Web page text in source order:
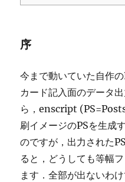
序
今まで動いていた自作
カード記入面のデータ
ら，enscript
刷イメージのPSを生成
のですが，出力された
ると，どうしても等幅
ます．全部が出ないわ